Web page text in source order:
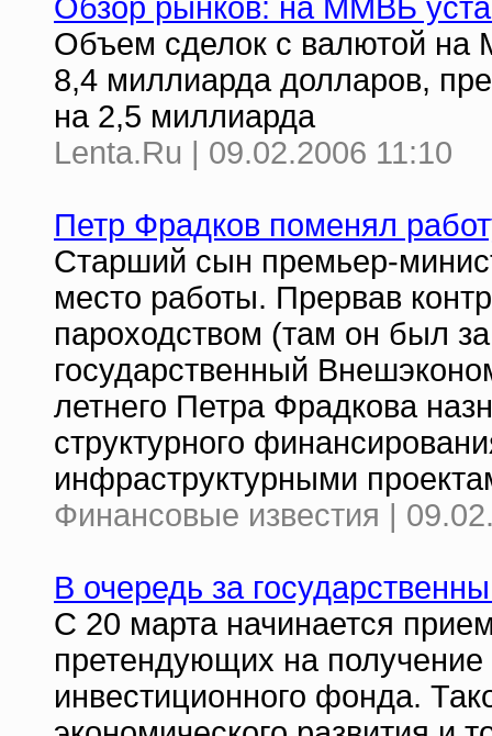
Обзор рынков: на ММВБ
Объем сделок с валютой
8,4 миллиарда долларов,
на 2,5 миллиарда
Lenta.Ru | 09.02.2006 11:10
Петр Фрадков поменял
Старший сын премьер-
место работы. Прервав
пароходством (там он был
государственный
летнего Петра Фрадкова
структурного
инфраструктурными
Финансовые известия |
В очередь за
С 20 марта начинается
претендующих на получение
инвестиционного фонда.